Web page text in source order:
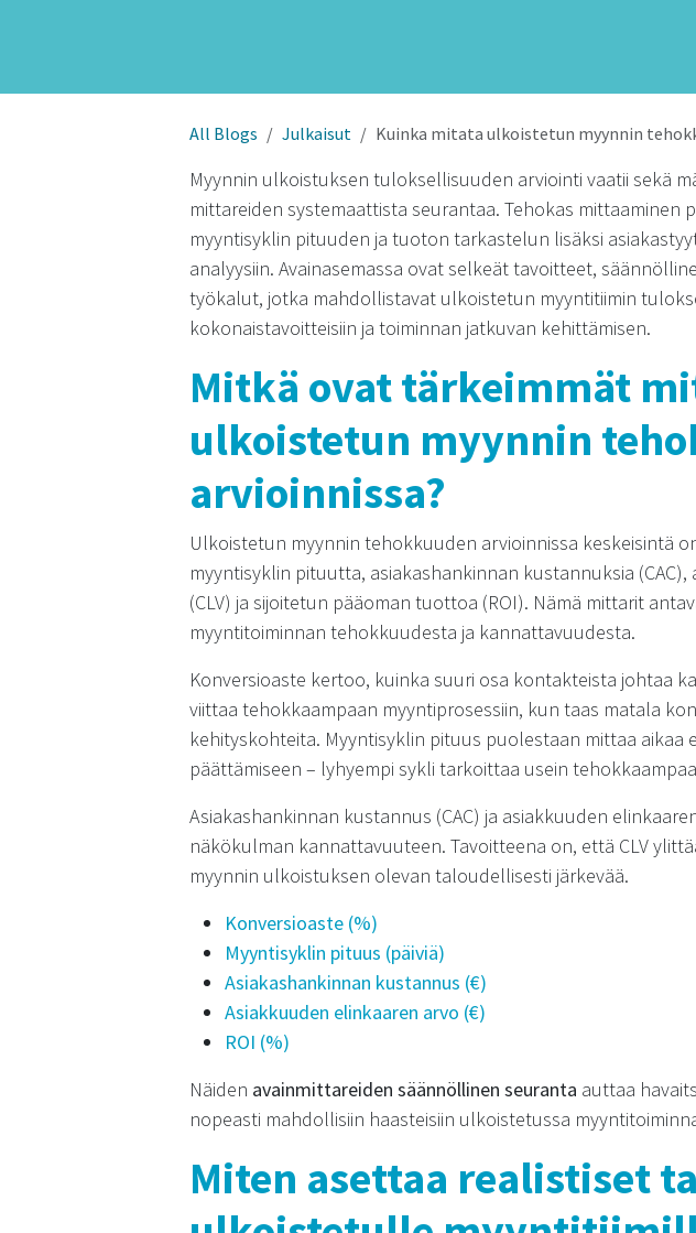
All Blogs Julkaisut Kuinka mitata ulkoistetun myynnin
Myynnin ulkoistuksen tuloksellisuuden arviointi vaatii sekä
mittareiden systemaattista seurantaa. Tehokas mittaaminen
myyntisyklin pituuden ja tuoton tarkastelun lisäksi
analyysiin. Avainasemassa ovat selkeät tavoitteet,
työkalut, jotka mahdollistavat ulkoistetun myyntitiimin
kokonaistavoitteisiin ja toiminnan jatkuvan kehittämisen.
Mitkä ovat tärkeimmät
ulkoistetun myynnin
arvioinnissa?
Ulkoistetun myynnin tehokkuuden arvioinnissa keskeisintä
myyntisyklin pituutta, asiakashankinnan kustannuksia
(CLV) ja sijoitetun pääoman tuottoa (ROI). Nämä mittarit
myyntitoiminnan tehokkuudesta ja kannattavuudesta.
Konversioaste kertoo, kuinka suuri osa kontakteista johtaa
viittaa tehokkaampaan myyntiprosessiin, kun taas matala
kehityskohteita. Myyntisyklin pituus puolestaan mittaa aikaa
päättämiseen – lyhyempi sykli tarkoittaa usein
Asiakashankinnan kustannus (CAC) ja asiakkuuden
näkökulman kannattavuuteen. Tavoitteena on, että CLV
myynnin ulkoistuksen olevan taloudellisesti järkevää.
Konversioaste (%)
Myyntisyklin pituus (päiviä)
Asiakashankinnan kustannus (€)
Asiakkuuden elinkaaren arvo (€)
ROI (%)
Näiden avainmittareiden säännöllinen seuranta auttaa
nopeasti mahdollisiin haasteisiin ulkoistetussa
Miten asettaa realistiset